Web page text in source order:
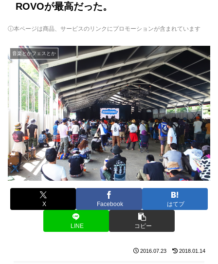
ROVOが最高だった。
ⓘ本ページは商品、サービスのリンクにプロモーションが含まれています
音楽とかフェスとか
X Facebook はてブ
LINE コピー
2016.07.23 2018.01.14